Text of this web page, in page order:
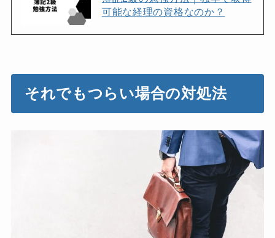
可能な経理の資格なのか？
それでもつらい場合の対処法